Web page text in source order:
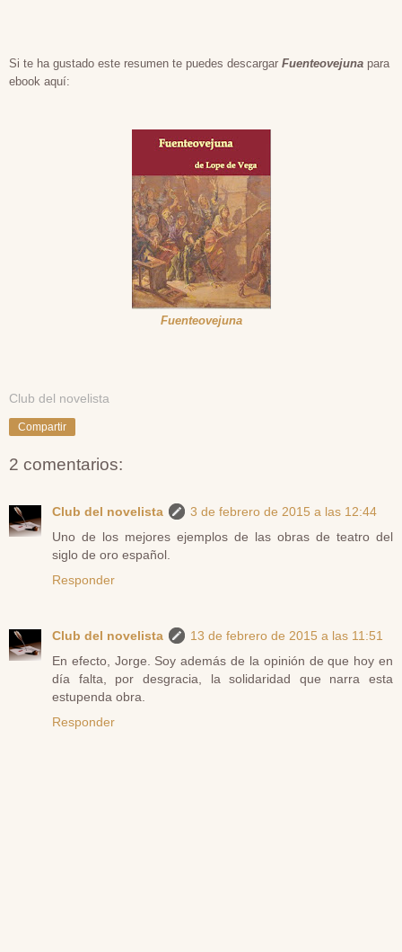
Si te ha gustado este resumen te puedes descargar Fuenteovejuna para
ebook aquí:
Fuenteovejuna
Club del novelista
Compartir
2 comentarios:
Club del novelista
3 de febrero de 2015 a las 12:44
Uno de los mejores ejemplos de las obras de teatro del
siglo de oro español.
Responder
Club del novelista
13 de febrero de 2015 a las 11:51
En efecto, Jorge. Soy además de la opinión de que hoy en
día falta, por desgracia, la solidaridad que narra esta
estupenda obra.
Responder